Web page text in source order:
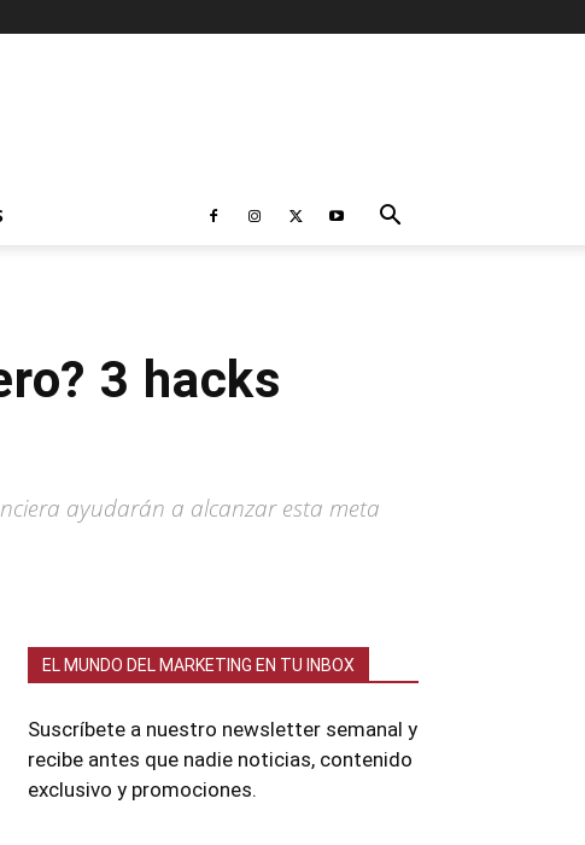
3 hacks
ayudarán a alcanzar esta meta
EL MUNDO DEL MARKETING EN TU INBOX
Suscríbete a nuestro newsletter semanal y
recibe antes que nadie noticias, contenido
exclusivo y promociones.